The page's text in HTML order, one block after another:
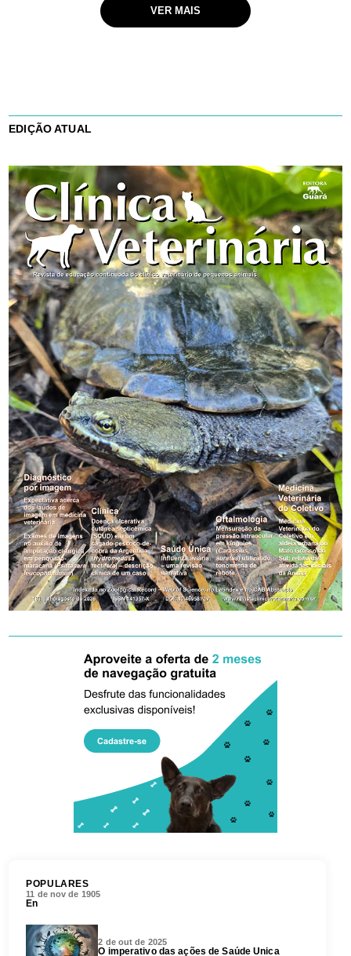
VER MAIS
EDIÇÃO ATUAL
POPULARES
11 de nov de 1905
En
2 de out de 2025
O imperativo das ações de Saúde Única